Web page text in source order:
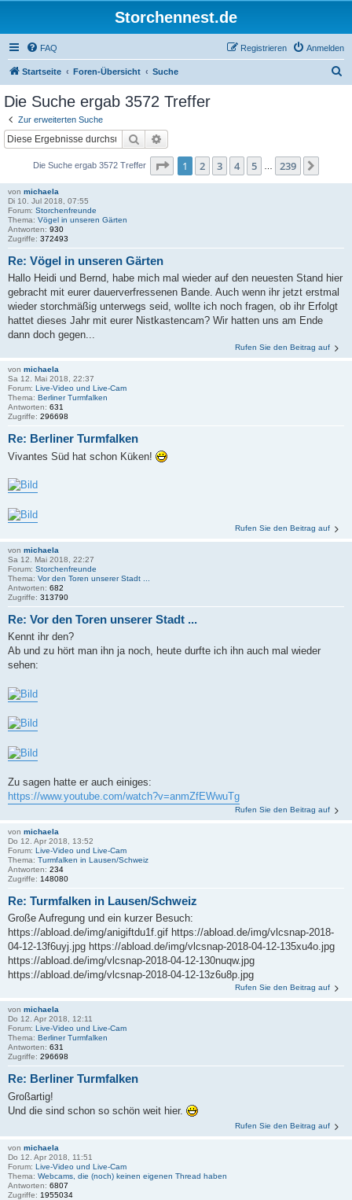
Storchennest.de
FAQ Anmelden
Registrieren
Startseite Foren-Übersicht Suche
Die Suche ergab 3572 Treffer
Zur erweiterten Suche
Suche
Die Suche ergab 3572 Treffer Seite 1von 239
1 2 3 4 5 239
von michaela
Di 10. Jul 2018, 07:55
Forum: Storchenfreunde
Thema: Vögel in unseren Gärten
Antworten: 930
Zugriffe: 372493
Re: Vögel in unseren Gärten
Hallo Heidi und Bernd, habe mich mal wieder auf den neuesten Stand hier
gebracht mit eurer dauerverfressenen Bande. Auch wenn ihr jetzt erstmal
wieder storchmäßig unterwegs seid, wollte ich noch fragen, ob ihr Erfolgt
hattet dieses Jahr mit eurer Nistkastencam? Wir hatten uns am Ende
dann doch gegen...
Rufen Sie den Beitrag auf
von michaela
Sa 12. Mai 2018, 22:37
Forum: Live-Video und Live-Cam
Thema: Berliner Turmfalken
Antworten: 631
Zugriffe: 296698
Re: Berliner Turmfalken
Vivantes Süd hat schon Küken!
Rufen Sie den Beitrag auf
von michaela
Sa 12. Mai 2018, 22:27
Forum: Storchenfreunde
Thema: Vor den Toren unserer Stadt ...
Antworten: 682
Zugriffe: 313790
Re: Vor den Toren unserer Stadt ...
Kennt ihr den?
Ab und zu hört man ihn ja noch, heute durfte ich ihn auch mal wieder
sehen:
Zu sagen hatte er auch einiges:
https://www.youtube.com/watch?v=anmZfEWwuTg
Rufen Sie den Beitrag auf
von michaela
Do 12. Apr 2018, 13:52
Forum: Live-Video und Live-Cam
Thema: Turmfalken in Lausen/Schweiz
Antworten: 234
Zugriffe: 148080
Re: Turmfalken in Lausen/Schweiz
Große Aufregung und ein kurzer Besuch:
https://abload.de/img/anigiftdu1f.gif https://abload.de/img/vlcsnap-2018-
04-12-13f6uyj.jpg https://abload.de/img/vlcsnap-2018-04-12-135xu4o.jpg
https://abload.de/img/vlcsnap-2018-04-12-130nuqw.jpg
https://abload.de/img/vlcsnap-2018-04-12-13z6u8p.jpg
Rufen Sie den Beitrag auf
von michaela
Do 12. Apr 2018, 12:11
Forum: Live-Video und Live-Cam
Thema: Berliner Turmfalken
Antworten: 631
Zugriffe: 296698
Re: Berliner Turmfalken
Großartig!
Und die sind schon so schön weit hier.
Rufen Sie den Beitrag auf
von michaela
Do 12. Apr 2018, 11:51
Forum: Live-Video und Live-Cam
Thema: Webcams, die (noch) keinen eigenen Thread haben
Antworten: 6807
Zugriffe: 1955034